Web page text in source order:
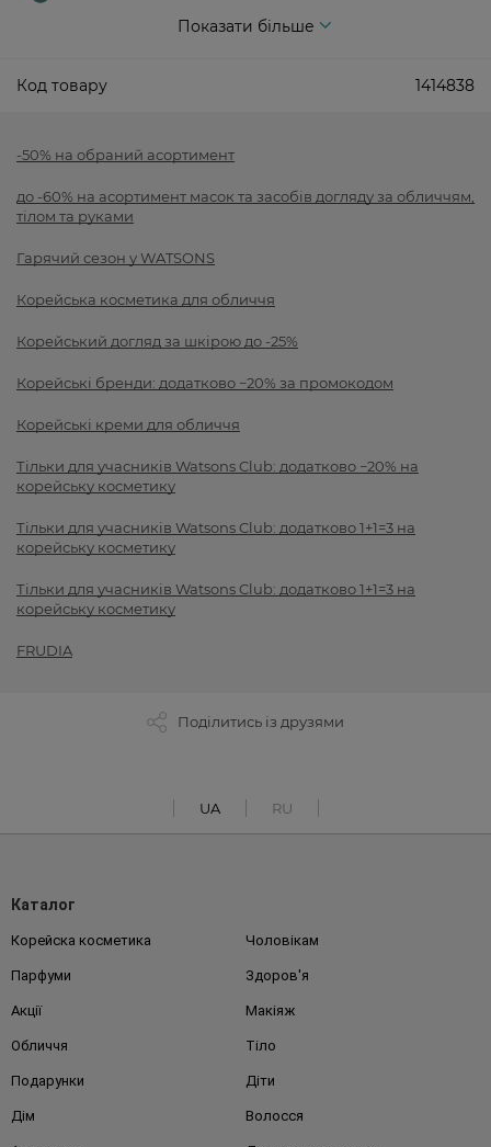
Показати більше
Код товару 1414838
-50% на обраний асортимент
до -60% на асортимент масок та засобів догляду за обличчям,
тілом та руками
Гарячий сезон у WATSONS
Корейська косметика для обличчя
Корейський догляд за шкірою до -25%
Корейські бренди: додатково −20% за промокодом
Корейські креми для обличчя
Тільки для учасників Watsons Club: додатково −20% на
корейську косметику
Тільки для учасників Watsons Club: додатково 1+1=3 на
корейську косметику
Тільки для учасників Watsons Club: додатково 1+1=3 на
корейську косметику
FRUDIA
Поділитись із друзями
UA RU
Каталог
Корейска косметика Чоловікам
Парфуми Здоров'я
Акції Макіяж
Обличчя Тіло
Подарунки Діти
Дім Волосся